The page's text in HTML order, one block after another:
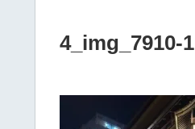
4_img_7910-1